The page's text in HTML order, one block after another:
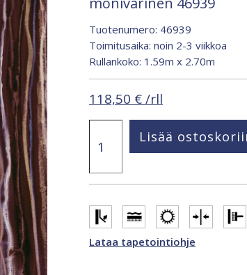
Tuotenumero: 46939
Toimitusaika: noin 2-3 viikkoa
Rullankoko: 1.59m x 2.70m
118,50 € /rll
Art
Gallery
1,59
2,7
m
valokuvatapetti
monivärinen
Lisää
Lataa tapetointiohje